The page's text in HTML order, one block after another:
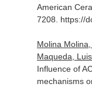
American
7208. https://
Molina
Maqueda,
Influence of
mechanisms